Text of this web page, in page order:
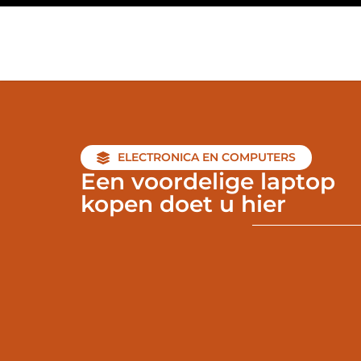
ELECTRONICA EN COMPUTERS
Een voordelige laptop
kopen doet u hier